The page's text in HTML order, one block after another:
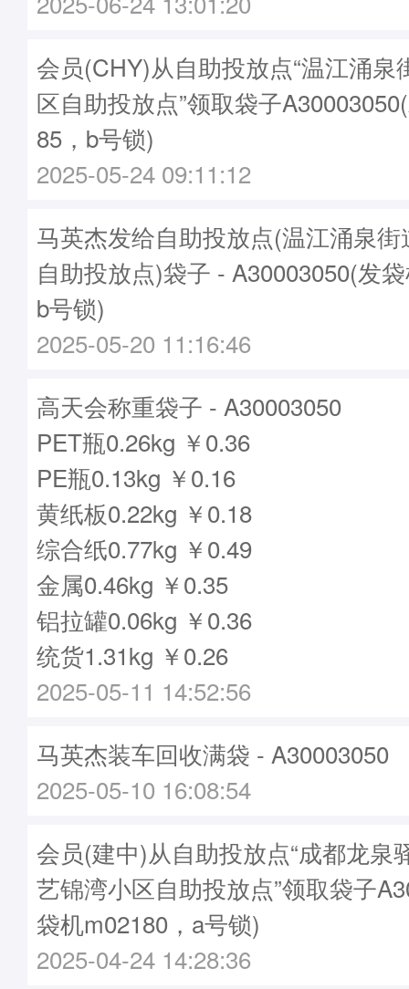
会员(CHY)从自助投放点“温江涌泉
区自助投放点”领取袋子
85，b号锁)
2025-05-24 09:11:12
马英杰发给自助投放点(温江涌泉
自助投放点)袋子 - A30003050(发
b号锁)
2025-05-20 11:16:46
高天会称重袋子 - A30003050
PET瓶0.26kg ￥0.36
PE瓶0.13kg ￥0.16
黄纸板0.22kg ￥0.18
综合纸0.77kg ￥0.49
金属0.46kg ￥0.35
铝拉罐0.06kg ￥0.36
统货1.31kg ￥0.26
2025-05-11 14:52:56
马英杰装车回收满袋 - A30003050
2025-05-10 16:08:54
会员(建中)从自助投放点“成都龙泉
艺锦湾小区自助投放点”领取袋子
袋机m02180，a号锁)
2025-04-24 14:28:36